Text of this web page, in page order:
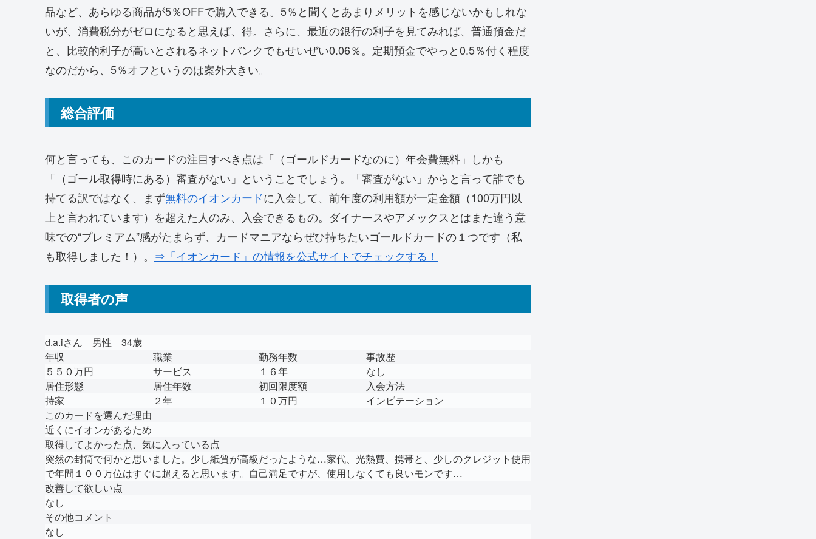
品など、あらゆる商品が5％OFFで購入できる。5％と聞くとあまりメリットを感じないかもしれな
いが、消費税分がゼロになると思えば、得。さらに、最近の銀行の利子を見てみれば、普通預金だ
と、比較的利子が高いとされるネットバンクでもせいぜい0.06％。定期預金でやっと0.5％付く程度
なのだから、5％オフというのは案外大きい。
総合評価
何と言っても、このカードの注目すべき点は「（ゴールドカードなのに）年会費無料」しかも
「（ゴール取得時にある）審査がない」ということでしょう。「審査がない」からと言って誰でも
持てる訳ではなく、まず無料のイオンカードに入会して、前年度の利用額が一定金額（100万円以
上と言われています）を超えた人のみ、入会できるもの。ダイナースやアメックスとはまた違う意
味での“プレミアム”感がたまらず、カードマニアならぜひ持ちたいゴールドカードの１つです（私
も取得しました！）。 ⇒「イオンカード」の情報を公式サイトでチェックする！
取得者の声
d.a.iさん 男性 34歳
年収
職業 勤務年数
事故歴
５５０万円
サービス １６年
なし
居住形態
居住年数 初回限度額
入会方法
持家
２年 １０万円
インビテーション
このカードを選んだ理由
近くにイオンがあるため
取得してよかった点、気に入っている点
突然の封筒で何かと思いました。少し紙質が高級だったような…家代、光熱費、携帯と、少しのクレジット使用
で年間１００万位はすぐに超えると思います。自己満足ですが、使用しなくても良いモンです…
改善して欲しい点
なし
その他コメント
なし